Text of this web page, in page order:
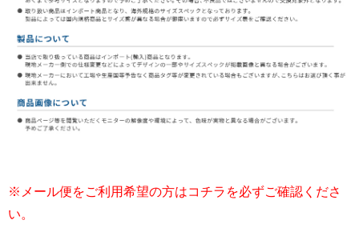
※メール便をご利用希望の方はコチラを必ずご確認くださ
い。